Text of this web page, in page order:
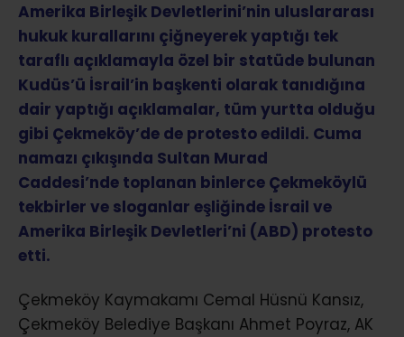
Amerika Birleşik Devletlerini’nin uluslararası
hukuk kurallarını çiğneyerek yaptığı tek
taraflı açıklamayla özel bir statüde bulunan
Kudüs’ü İsrail’in başkenti olarak tanıdığına
dair yaptığı açıklamalar, tüm yurtta olduğu
gibi Çekmeköy’de de protesto edildi. Cuma
namazı çıkışında Sultan Murad
Caddesi’nde toplanan binlerce Çekmeköylü
tekbirler ve sloganlar eşliğinde İsrail ve
Amerika Birleşik Devletleri’ni (ABD) protesto
etti.
Çekmeköy Kaymakamı Cemal Hüsnü Kansız,
Çekmeköy Belediye Başkanı Ahmet Poyraz, AK